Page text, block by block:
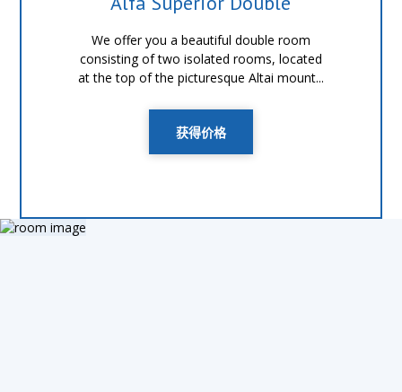
We offer you a beautiful double room
consisting of two isolated rooms, located
at the top of the picturesque Altai mount...
获得价格